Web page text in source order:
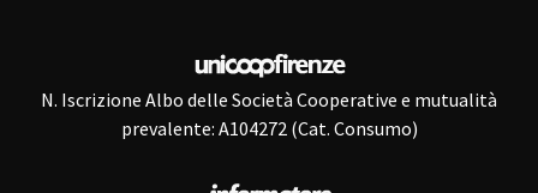
N. Iscrizione Albo delle Società Cooperative e mutualità
prevalente: A104272 (Cat. Consumo)